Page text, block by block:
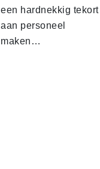
een hardnekkig tekort
aan personeel
maken…